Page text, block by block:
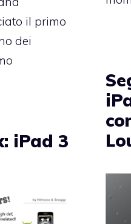
il primo
dei
iPad 3